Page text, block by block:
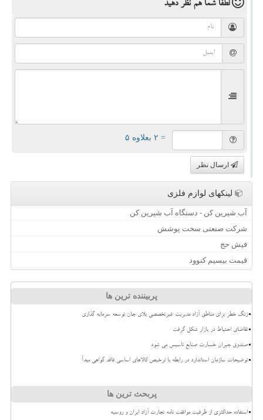
لطفا شما همنظر دهید
= ۲ بعلاوه ۵
ارسال نظر
لینکهای لوازم فلزی
آب شیرین کن - دستگاه آب شیرین کن
شرکت صنعتی سخت پوشش
فیش حج
قیمت بیسیم کنوود
پربیننده ترین ها
زنگ خطر برای مناطق آزاد مدیریت غیرتخصصی بلای جان توسعه سرمایه گذاری
تقاضای احتیاط در بازار شکل گرفت
صندوق جبران خسارت صنایع تاسیس می شود
توضیحات سازمان استاندارد در رابطه با ترخیص کالاهای اساسی فاقد گواهی مبدأ
پربحث ترین ها
استفاده حداکثری از ظرفیت موافقت نامه تجارت آزاد ایران و روسیه